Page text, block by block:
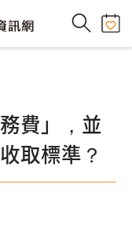
費」，並
取標準？